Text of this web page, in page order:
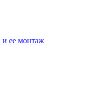
и ее монтаж